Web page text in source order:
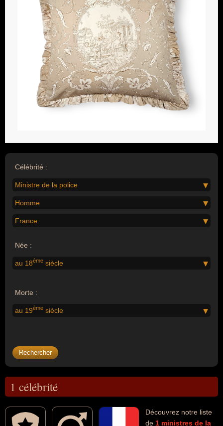
Célébrité :
Ministre de la police
Homme
France
Née :
au 18ème siècle
Morte :
au 19ème siècle
1 célébrité
Découvrez notre liste
de 1 ministres de la